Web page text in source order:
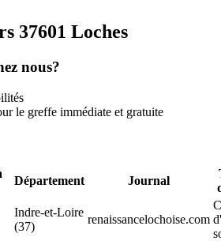
37601 Loches
nous?
le greffe immédiate et gratuite
Département Journal
Indre-et-Loire
(37)
renaissancelochoise.com